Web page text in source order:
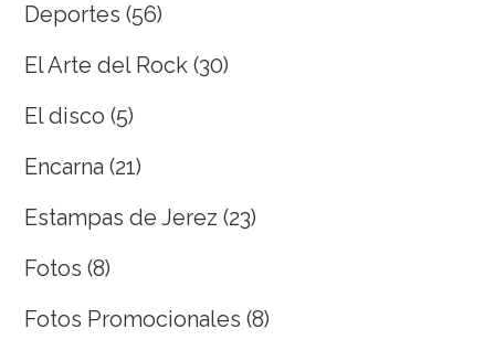
Deportes (56)
El Arte del Rock (30)
El disco (5)
Encarna (21)
Estampas de Jerez (23)
Fotos (8)
Fotos Promocionales (8)